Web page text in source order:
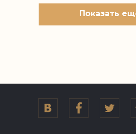
Показать